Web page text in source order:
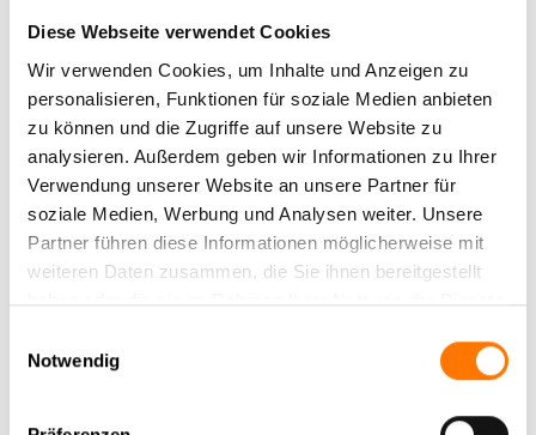
Diese Webseite verwendet Cookies
Wir verwenden Cookies, um Inhalte und Anzeigen zu
personalisieren, Funktionen für soziale Medien anbieten
zu können und die Zugriffe auf unsere Website zu
analysieren. Außerdem geben wir Informationen zu Ihrer
Verwendung unserer Website an unsere Partner für
soziale Medien, Werbung und Analysen weiter. Unsere
Partner führen diese Informationen möglicherweise mit
weiteren Daten zusammen, die Sie ihnen bereitgestellt
haben oder die sie im Rahmen Ihrer Nutzung der Dienste
Notwendig
spezielle Abhörschutzgeräte sind daher unabdingbar, um
Technologien allein reicht nicht aus. Es ist ebenso wichtig,
rechtliche Rahmenbedingungen zu beachten und geschultes
Personal im Umgang mit Sicherheitsmaßnahmen zu haben.
Nur eine umfassende Strategie, die sowohl technische als
auch menschliche Faktoren berücksichtigt, kann wirksam vor
den drohenden Gefahren schützen und die
Unternehmenssicherheit erheblich steigern.
Risiken für Unternehmen und Privatsphäre